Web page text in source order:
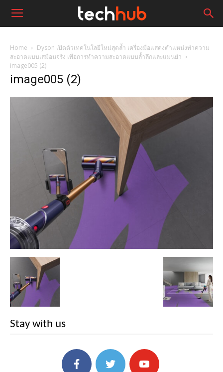
Home
Dyson เปิดตัวเทคโนโลยีใหม่สุดล้ำ เครื่องมือแสดงตำแหน่งทำความ
สะอาดแบบเสมือนจริง เพื่อการทำความสะอาดแบบล้ำลึกและแม่นยำ
image005 (2)
image005 (2)
Stay with us